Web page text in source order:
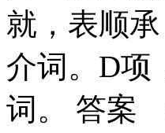
就，表顺
介词。D项
词。 答案